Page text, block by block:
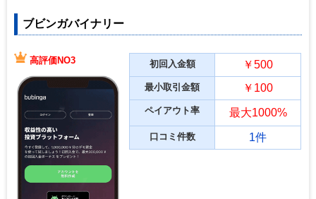
ブビンガバイナリー
高評価NO3 初回入金額 ￥500
最小取引金額 ￥100
ペイアウト率 最大1000%
口コミ件数 1件